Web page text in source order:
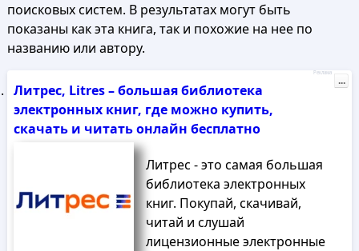
поисковых систем. В результатах могут быть
показаны как эта книга, так и похожие на нее по
названию или автору.
Литрес, Litres – большая библиотека
электронных книг, где можно купить,
скачать и читать онлайн бесплатно
Литрес - это самая большая
библиотека электронных
книг. Покупай, скачивай,
читай и слушай
лицензионные электронные
Реклама
...